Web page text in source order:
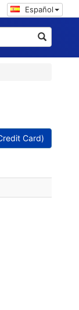
Español
Card)